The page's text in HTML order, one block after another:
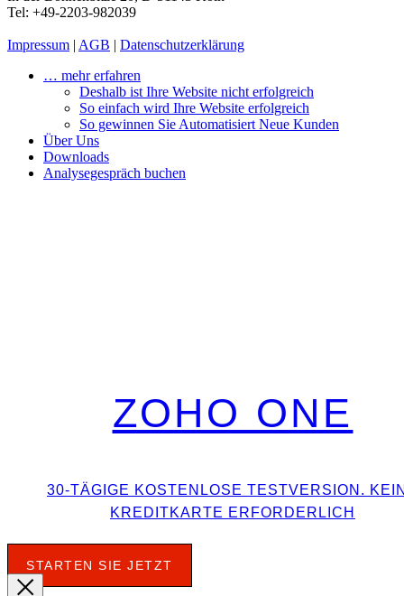
Tel: +49-2203-982039
Impressum | AGB | Datenschutzerklärung
… mehr erfahren
Deshalb ist Ihre Website nicht erfolgreich
So einfach wird Ihre Website erfolgreich
So gewinnen Sie Automatisiert Neue Kunden
Über Uns
Downloads
Analysegespräch buchen
ZOHO ONE
30-TÄGIGE KOSTENLOSE TESTVERSION.
KREDITKARTE ERFORDERLICH
STARTEN SIE JETZT